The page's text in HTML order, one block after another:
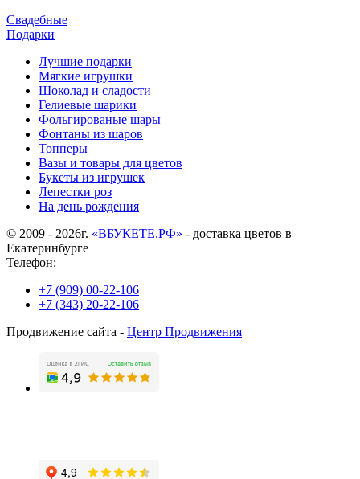
Свадебные
Подарки
Лучшие подарки
Мягкие игрушки
Шоколад и сладости
Гелиевые шарики
Фольгированые шары
Фонтаны из шаров
Топперы
Вазы и товары для цветов
Букеты из игрушек
Лепестки роз
На день рождения
© 2009 - 2026г. «ВБУКЕТЕ.РФ» - доставка цветов в
Екатеринбурге
Телефон:
+7 (909) 00-22-106
+7 (343) 20-22-106
Продвижение сайта - Центр Продвижения